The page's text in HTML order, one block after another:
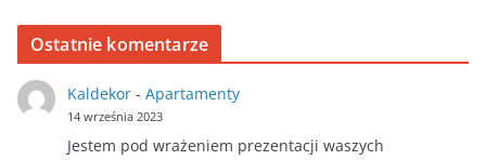
Ostatnie komentarze
Kaldekor- Apartamenty
14 września 2023
Jestem pod wrażeniem prezentacji waszych